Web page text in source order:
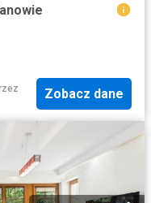
Zobacz dane